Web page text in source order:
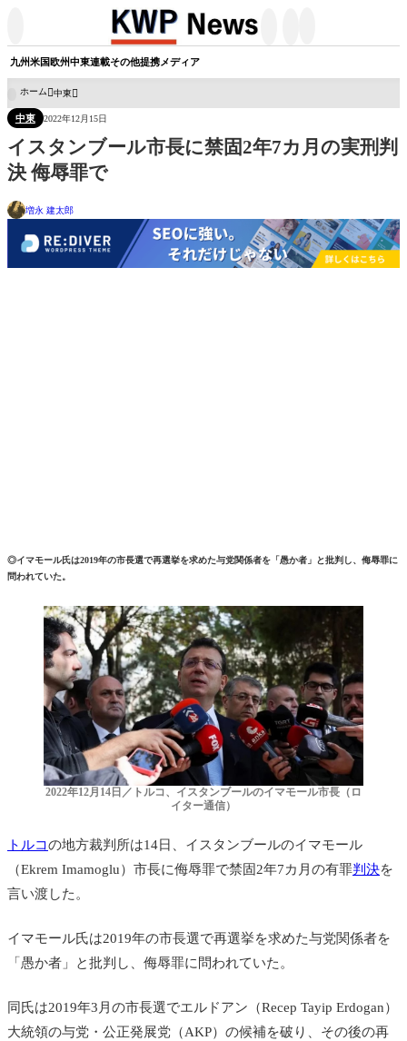
九州米国欧州中東連載その他提携メディア
ホーム 中東
中東 2022年12月15日
イスタンブール市長に禁固2年7カ月の実刑判
決 侮辱罪で
増永 建太郎
◎イマモール氏は2019年の市長選で再選挙を求めた与党関係者を「愚か者」と批判し、侮辱罪に
問われていた。
2022年12月14日／トルコ、イスタンブールのイマモール市長（ロ
イター通信）
トルコの地方裁判所は14日、イスタンブールのイマモール
（Ekrem Imamoglu）市長に侮辱罪で禁固2年7カ月の有罪判決を
言い渡した。
イマモール氏は2019年の市長選で再選挙を求めた与党関係者を
「愚か者」と批判し、侮辱罪に問われていた。
同氏は2019年3月の市長選でエルドアン（Recep Tayip Erdogan）
大統領の与党・公正発展党（AKP）の候補を破り、その後の再